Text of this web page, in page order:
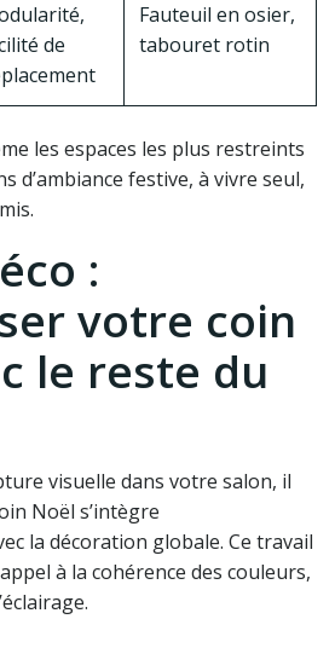
de
Fauteuil en osier,
tabouret rotin
les espaces les plus restreints
d’ambiance festive, à vivre seul,
:
votre coin
le reste du
visuelle dans votre salon, il
Noël s’intègre
la décoration globale. Ce travail
à la cohérence des couleurs,